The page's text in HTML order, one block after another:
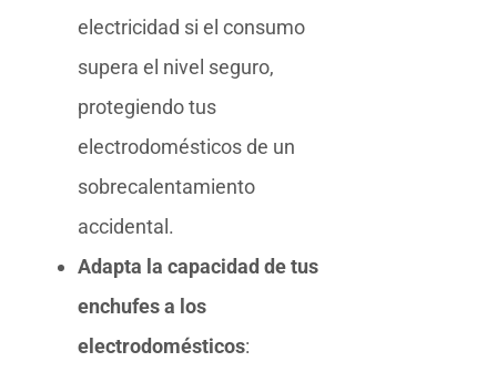
electricidad si el consumo
supera el nivel seguro,
protegiendo tus
electrodomésticos de un
sobrecalentamiento
accidental.
Adapta la capacidad de tus
enchufes a los
electrodomésticos: